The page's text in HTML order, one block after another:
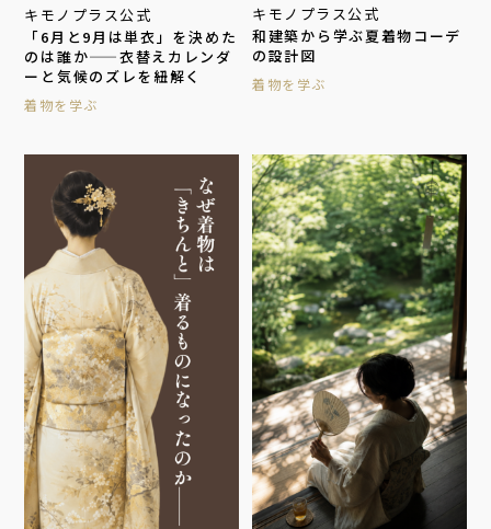
キモノプラス公式
「6月と9月は単衣」を決めた
のは誰か——衣替えカレンダ
ーと気候のズレを紐解く
着物を学ぶ
キモノプラス公式
和建築から学ぶ夏着物コーデ
の設計図
着物を学ぶ